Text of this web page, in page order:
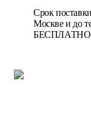
Срок
Москве и до